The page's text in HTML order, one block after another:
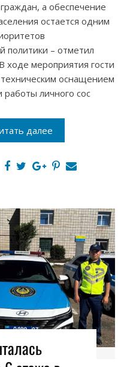
а обеспечение
остается одним
политики – отметил
ходе мероприятия гости
оснащением
работы личного сос
далее